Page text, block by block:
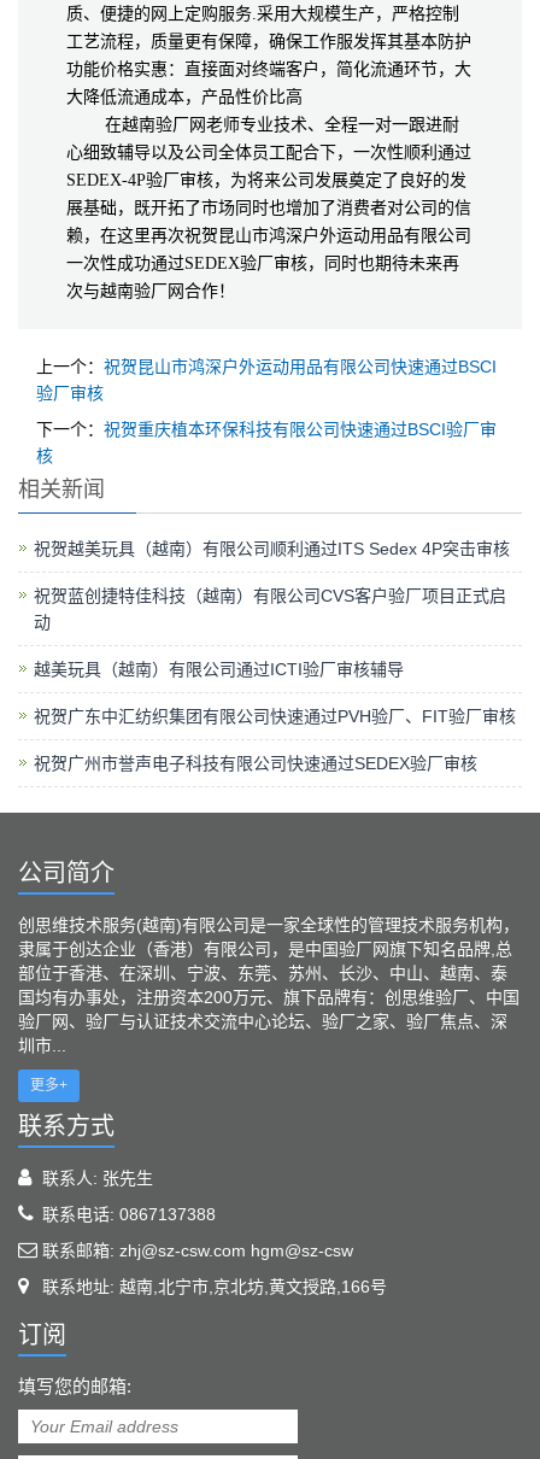
质、便捷的网上定购服务.采用大规模生产，严格控制
工艺流程，质量更有保障，确保工作服发挥其基本防护
功能价格实惠：直接面对终端客户，简化流通环节，大
大降低流通成本，产品性价比高
在越南验厂网老师专业技术、全程一对一跟进耐
心细致辅导以及公司全体员工配合下，一次性顺利通过
SEDEX-4P验厂审核，为将来公司发展奠定了良好的发
展基础，既开拓了市场同时也增加了消费者对公司的信
赖，在这里再次祝贺昆山市鸿深户外运动用品有限公司
一次性成功通过SEDEX验厂审核，同时也期待未来再
次与越南验厂网合作！
上一个： 祝贺昆山市鸿深户外运动用品有限公司快速通过BSCI
验厂审核
下一个： 祝贺重庆植本环保科技有限公司快速通过BSCI验厂审
核
相关新闻
祝贺越美玩具（越南）有限公司顺利通过ITS Sedex 4P突击审核
祝贺蓝创捷特佳科技（越南）有限公司CVS客户验厂项目正式启
动
越美玩具（越南）有限公司通过ICTI验厂审核辅导
祝贺广东中汇纺织集团有限公司快速通过PVH验厂、FIT验厂审核
祝贺广州市誉声电子科技有限公司快速通过SEDEX验厂审核
公司简介
创思维技术服务(越南)有限公司是一家全球性的管理技术服务机构，
隶属于创达企业（香港）有限公司，是中国验厂网旗下知名品牌,总
部位于香港、在深圳、宁波、东莞、苏州、长沙、中山、越南、泰
国均有办事处，注册资本200万元、旗下品牌有：创思维验厂、中国
验厂网、验厂与认证技术交流中心论坛、验厂之家、验厂焦点、深
圳市...
更多+
联系方式
联系人: 张先生
联系电话: 0867137388
联系邮箱: zhj@sz-csw.com hgm@sz-csw
联系地址: 越南,北宁市,京北坊,黄文授路,166号
订阅
填写您的邮箱: